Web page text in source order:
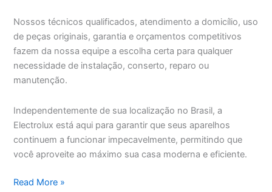
Nossos técnicos qualificados, atendimento a domicílio, uso
de peças originais, garantia e orçamentos competitivos
fazem da nossa equipe a escolha certa para qualquer
necessidade de instalação, conserto, reparo ou
manutenção.
Independentemente de sua localização no Brasil, a
Electrolux está aqui para garantir que seus aparelhos
continuem a funcionar impecavelmente, permitindo que
você aproveite ao máximo sua casa moderna e eficiente.
Assistência
Read More »